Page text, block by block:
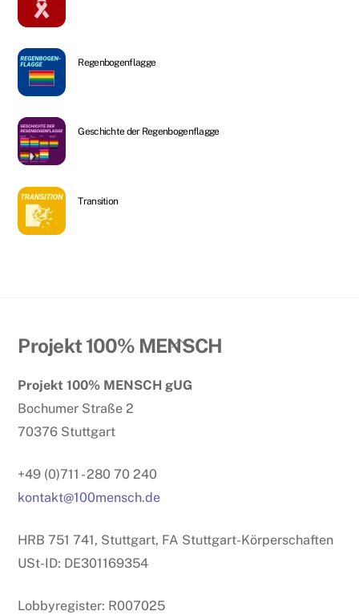
Regenbogenflagge
Geschichte der Regenbogenflagge
Transition
Back
Top
Projekt 100% MENSCH
Projekt 100% MENSCH gUG
Bochumer Straße 2
70376 Stuttgart
+49 (0)711 - 280 70 240
kontakt@100mensch.de
HRB 751 741, Stuttgart, FA Stuttgart-Körperschaften
USt-ID: DE301169354
Lobbyregister: R007025